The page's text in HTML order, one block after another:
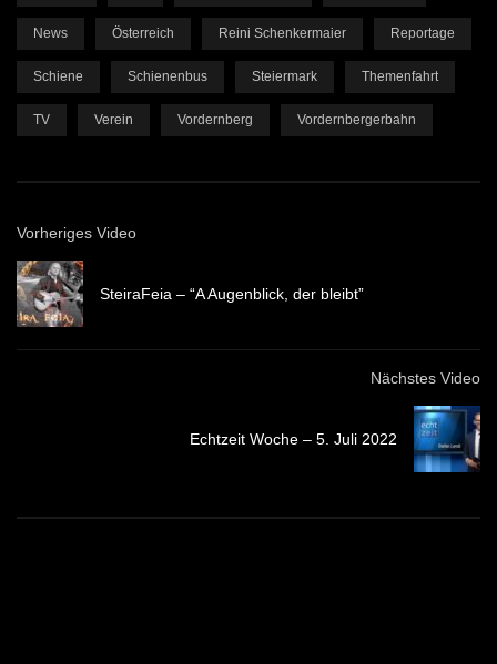
News Österreich Reini Schenkermaier Reportage
Schiene Schienenbus Steiermark Themenfahrt
TV Verein Vordernberg Vordernbergerbahn
Vorheriges Video
SteiraFeia – “A Augenblick, der bleibt”
Nächstes Video
Echtzeit Woche – 5. Juli 2022